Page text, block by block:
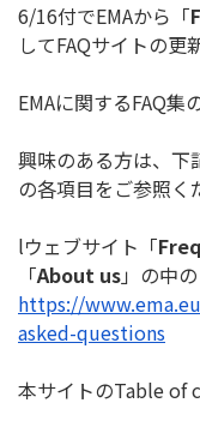
6/16付でEMAから「
してFAQサイトの更
EMAに関するFAQ集
興味のある方は、下
の各項目をご参照く
lウェブサイト「
「About us」の中
https://
asked-questions
本サイトのTable of